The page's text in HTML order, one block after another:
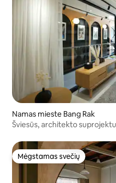
Namas mieste Bang Rak
Šviesūs, architekto
Mėgstamas svečių
Mėgstamas svečių